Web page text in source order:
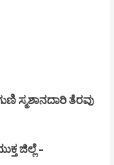
ಸ್ಮಶಾನದಾರಿ ತೆರವು
ಜಿಲ್ಲೆ –